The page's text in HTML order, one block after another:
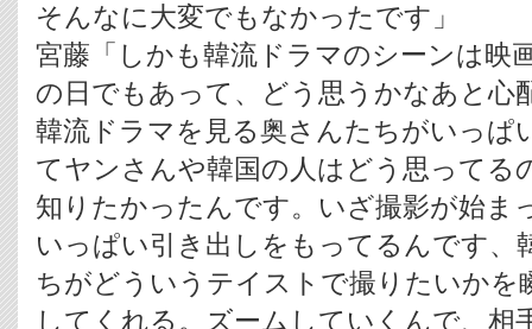
そんなに大変でもなかったです」
宮藤「しかも韓流ドラマのシーンは映
の日でもあって、どう思うかなあと心
韓流ドラマを見る奥さんたちがいっぱ
てヤンさんや韓国の人はどう思ってる
知りたかったんです。いざ撮影が始ま
いっぱい引き出しをもってるんです、
ちがどういうテイストで撮りたいかを
してくれる。ズームしていくんで、相